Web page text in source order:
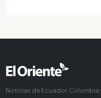
Noticias de Ecuador, Colombia